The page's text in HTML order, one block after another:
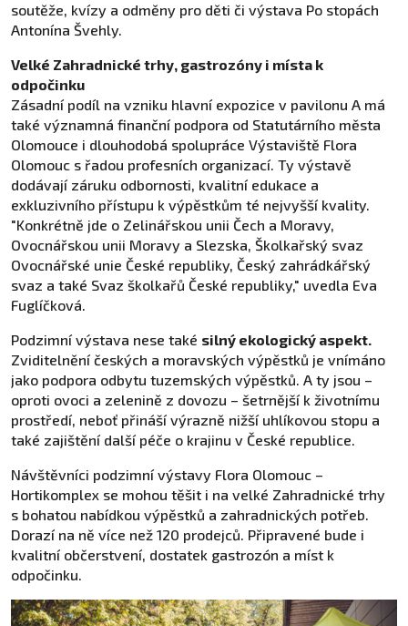
soutěže, kvízy a odměny pro děti či výstava Po stopách
Antonína Švehly.
Velké Zahradnické trhy, gastrozóny i místa k
odpočinku
Zásadní podíl na vzniku hlavní expozice v pavilonu A má
také významná finanční podpora od Statutárního města
Olomouce i dlouhodobá spolupráce Výstaviště Flora
Olomouc s řadou profesních organizací. Ty výstavě
dodávají záruku odbornosti, kvalitní edukace a
exkluzivního přístupu k výpěstkům té nejvyšší kvality.
"Konkrétně jde o Zelinářskou unii Čech a Moravy,
Ovocnářskou unii Moravy a Slezska, Školkařský svaz
Ovocnářské unie České republiky, Český zahrádkářský
svaz a také Svaz školkařů České republiky," uvedla Eva
Fuglíčková.
Podzimní výstava nese také silný ekologický aspekt.
Zviditelnění českých a moravských výpěstků je vnímáno
jako podpora odbytu tuzemských výpěstků. A ty jsou –
oproti ovoci a zelenině z dovozu – šetrnější k životnímu
prostředí, neboť přináší výrazně nižší uhlíkovou stopu a
také zajištění další péče o krajinu v České republice.
Návštěvníci podzimní výstavy Flora Olomouc –
Hortikomplex se mohou těšit i na velké Zahradnické trhy
s bohatou nabídkou výpěstků a zahradnických potřeb.
Dorazí na ně více než 120 prodejců. Připravené bude i
kvalitní občerstvení, dostatek gastrozón a míst k
odpočinku.